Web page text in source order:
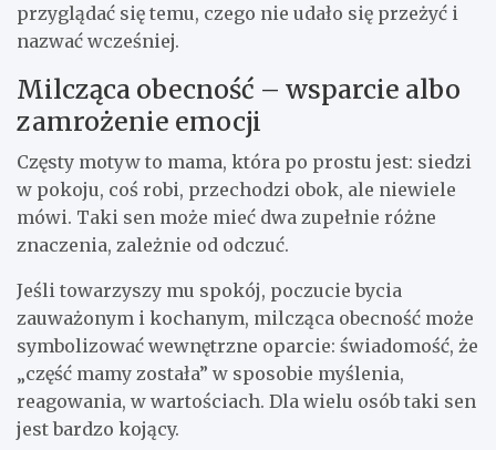
przyglądać się temu, czego nie udało się przeżyć i
nazwać wcześniej.
Milcząca obecność – wsparcie albo
zamrożenie emocji
Częsty motyw to mama, która po prostu jest: siedzi
w pokoju, coś robi, przechodzi obok, ale niewiele
mówi. Taki sen może mieć dwa zupełnie różne
znaczenia, zależnie od odczuć.
Jeśli towarzyszy mu spokój, poczucie bycia
zauważonym i kochanym, milcząca obecność może
symbolizować wewnętrzne oparcie: świadomość, że
„część mamy została” w sposobie myślenia,
reagowania, w wartościach. Dla wielu osób taki sen
jest bardzo kojący.